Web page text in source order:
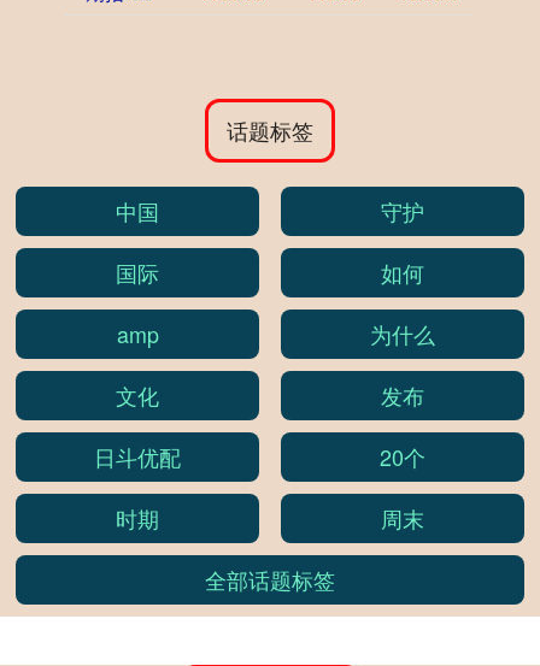
话题标签
中国
守护
国际
如何
amp
为什么
文化
发布
日斗优配
20个
时期
周末
全部话题标签